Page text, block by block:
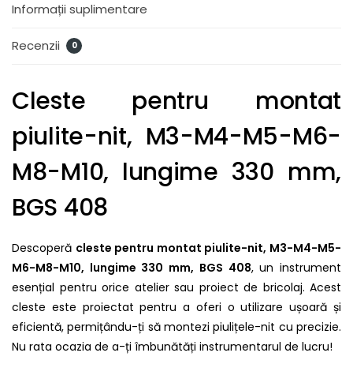
Informații suplimentare
Recenzii 0
Cleste pentru montat
piulite-nit, M3-M4-M5-M6-
M8-M10, lungime 330 mm,
BGS 408
Descoperă cleste pentru montat piulite-nit, M3-M4-M5-
M6-M8-M10, lungime 330 mm, BGS 408, un instrument
esențial pentru orice atelier sau proiect de bricolaj. Acest
cleste este proiectat pentru a oferi o utilizare ușoară și
eficientă, permițându-ți să montezi piulițele-nit cu precizie.
Nu rata ocazia de a-ți îmbunătăți instrumentarul de lucru!